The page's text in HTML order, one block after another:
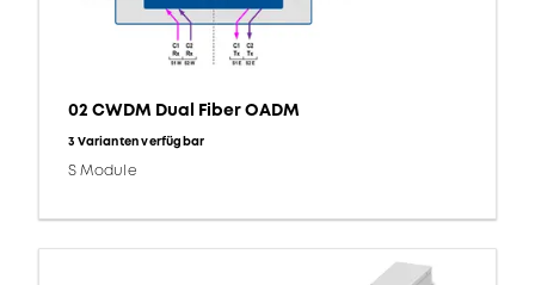
02 CWDM Dual Fiber OADM
3 Varianten verfügbar
S Module